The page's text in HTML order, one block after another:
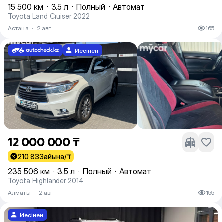
15 500 км · 3.5 л · Полный · Автомат
Toyota Land Cruiser 2022
Астана · 2 авг 165
Иесінен
12 000 000 ₸
210 833айына/₸
235 506 км · 3.5 л · Полный · Автомат
Toyota Highlander 2014
Алматы · 2 авг 155
Иесінен